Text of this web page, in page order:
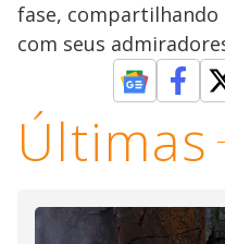
fase,
com seus
Últimas